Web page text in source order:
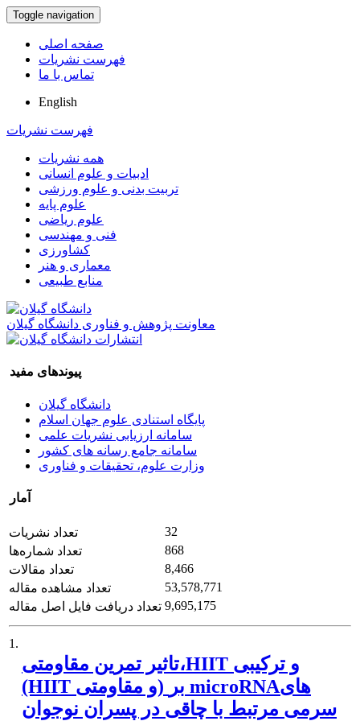
Toggle navigation
صفحه اصلی
فهرست نشریات
تماس با ما
English
فهرست نشریات
همه نشریات
ادبیات و علوم انسانی
تربیت بدنی و علوم ورزشی
علوم پایه
علوم ریاضی
فنی و مهندسی
کشاورزی
معماری و هنر
منابع طبیعی
معاونت پژوهش و فناوری دانشگاه گیلان
پیوندهای مفید
دانشگاه گیلان
پایگاه استنادی علوم جهان اسلام
سامانه ارزیابی نشریات علمی
سامانه جامع رسانه های کشور
وزارت علوم، تحقیقات و فناوری
آمار
تعداد نشریات
32
تعداد شماره‌ها
868
تعداد مقالات
8,466
تعداد مشاهده مقاله
53,578,771
تعداد دریافت فایل اصل مقاله 9,695,175
1.
تاثیر تمرین مقاومتی،HIIT و ترکیبی
(HIIT و مقاومتی) بر microRNAهای
سرمی مرتبط با چاقی در پسران نوجوان